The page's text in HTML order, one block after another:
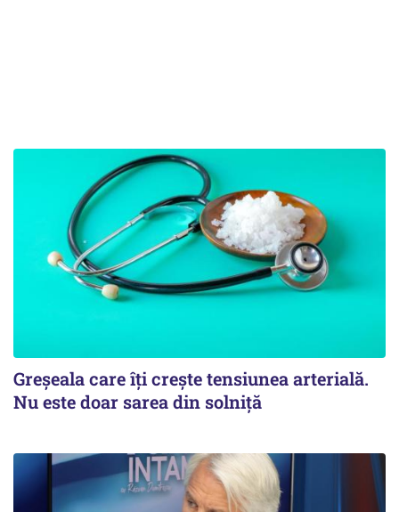
Greșeala care îți crește tensiunea arterială.
Nu este doar sarea din solniță